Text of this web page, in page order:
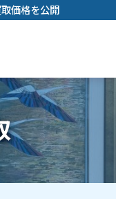
価格を公開